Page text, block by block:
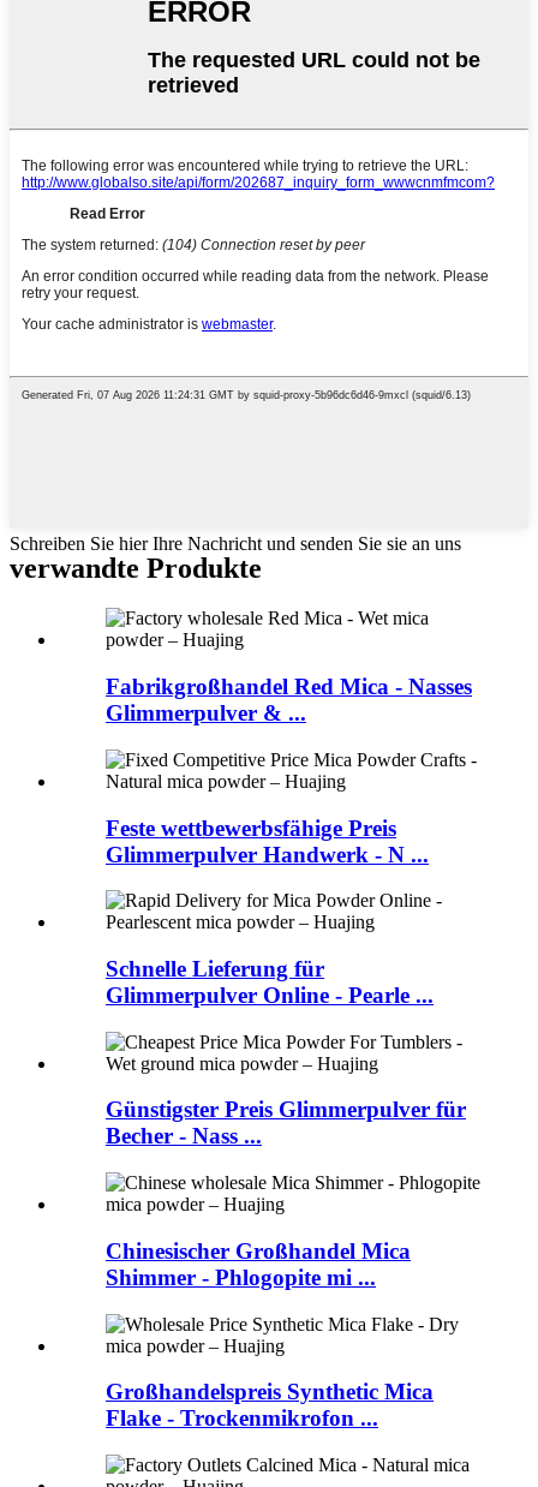
Schreiben Sie hier Ihre Nachricht und senden Sie sie an uns
verwandte Produkte
Fabrikgroßhandel Red Mica - Nasses
Glimmerpulver & ...
Feste wettbewerbsfähige Preis
Glimmerpulver Handwerk - N ...
Schnelle Lieferung für
Glimmerpulver Online - Pearle ...
Günstigster Preis Glimmerpulver für
Becher - Nass ...
Chinesischer Großhandel Mica
Shimmer - Phlogopite mi ...
Großhandelspreis Synthetic Mica
Flake - Trockenmikrofon ...